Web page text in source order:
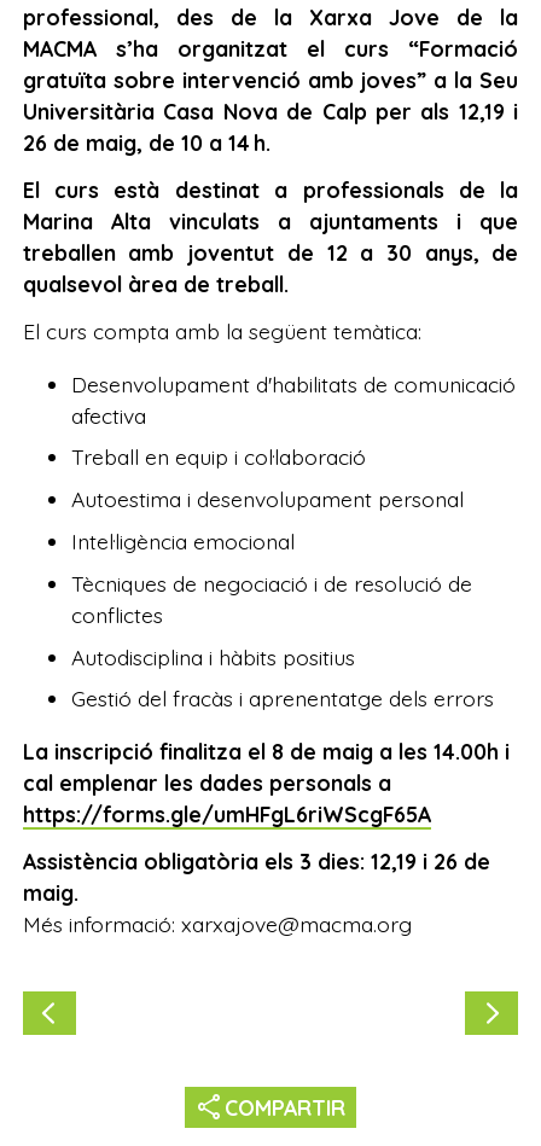
professional, des de la Xarxa Jove de la
MACMA s’ha organitzat el curs “Formació
gratuïta sobre intervenció amb joves” a la Seu
Universitària Casa Nova de Calp per als 12,19 i
26 de maig, de 10 a 14 h.
El curs està destinat a professionals de la
Marina Alta vinculats a ajuntaments i que
treballen amb joventut de 12 a 30 anys, de
qualsevol àrea de treball.
El curs compta amb la següent temàtica:
Desenvolupament d'habilitats de comunicació
afectiva
Treball en equip i col·laboració
Autoestima i desenvolupament personal
Intel·ligència emocional
Tècniques de negociació i de resolució de
conflictes
Autodisciplina i hàbits positius
Gestió del fracàs i aprenentatge dels errors
La inscripció finalitza el 8 de maig a les 14.00h i
cal emplenar les dades personals a
https://forms.gle/umHFgL6riWScgF65A
Assistència obligatòria els 3 dies: 12,19 i 26 de
maig.
Més informació: xarxajove@macma.org
share COMPARTIR